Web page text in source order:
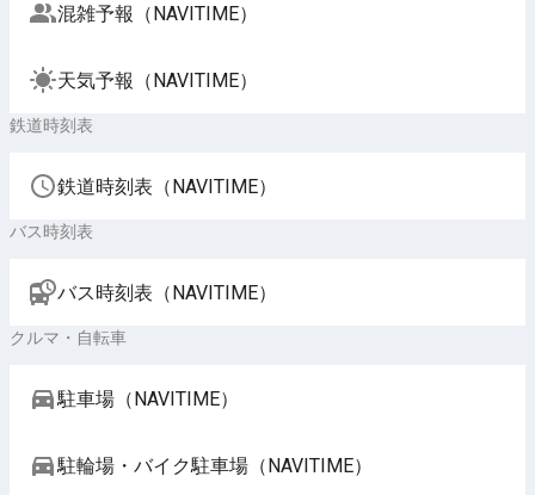
混雑予報（NAVITIME）
天気予報（NAVITIME）
鉄道時刻表
鉄道時刻表（NAVITIME）
バス時刻表
バス時刻表（NAVITIME）
クルマ・自転車
駐車場（NAVITIME）
駐輪場・バイク駐車場（NAVITIME）